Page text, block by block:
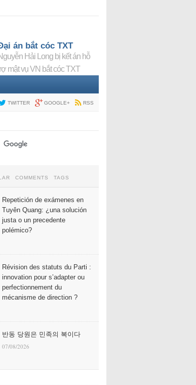
án bắt cóc TXT
Hải Long bị kết án hỗ
mật vụ VN bắt cóc TXT
TWITTER GOOGLE+ RSS
COMMENTS TAGS
Repetición de exámenes en
Tuyên Quang: ¿una solución
justa o un precedente
polémico?
Révision des statuts du Parti :
innovation pour s’adapter ou
perfectionnement du
mécanisme de direction ?
반동 당원은 민족의 복이다
07/08/2026